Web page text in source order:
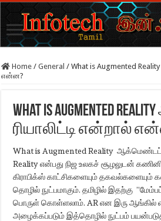
Home / General / What is Augmented
என்ன?
What is Augmented
ரியாலிட்டி என்றால்
What is Augmented Reality ஆக்மெண்டட்
Reality என்பது நிஜ உலகச் சூழலுடன்
கிராபிக்ஸ் காட்சிகளையும் தகவல்களையும்
தொழில் நுட்பமாகும். தமிழில் இதற்கு
பொருள் கொள்ளலாம். AR என இரு ஆங்கில்
அழைக்கப்படும் இத்தொழில் நுட்பம்